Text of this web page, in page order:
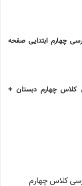
چهارم ابتدایی صفحه
چهارم دبستان +